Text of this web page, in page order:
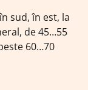
sud, în est, la
de 45…55
60…70